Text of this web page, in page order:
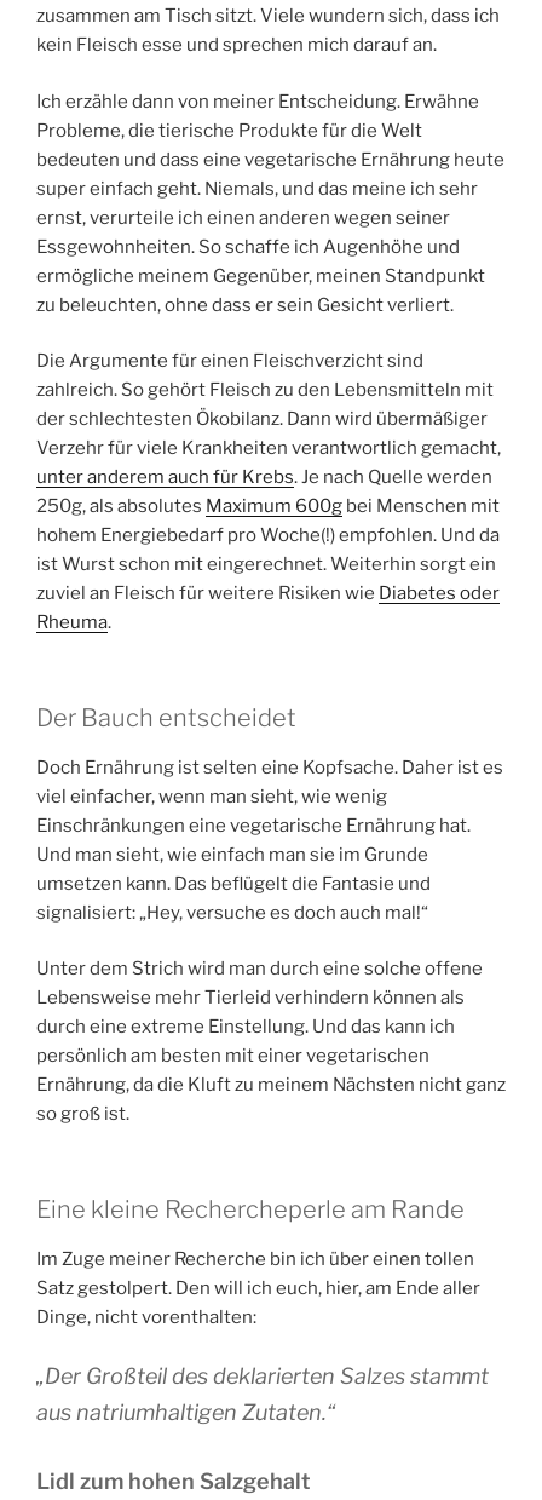
zusammen am Tisch sitzt. Viele wundern sich, dass ich
kein Fleisch esse und sprechen mich darauf an.
Ich erzähle dann von meiner Entscheidung. Erwähne
Probleme, die tierische Produkte für die Welt
bedeuten und dass eine vegetarische Ernährung heute
super einfach geht. Niemals, und das meine ich sehr
ernst, verurteile ich einen anderen wegen seiner
Essgewohnheiten. So schaffe ich Augenhöhe und
ermögliche meinem Gegenüber, meinen Standpunkt
zu beleuchten, ohne dass er sein Gesicht verliert.
Die Argumente für einen Fleischverzicht sind
zahlreich. So gehört Fleisch zu den Lebensmitteln mit
der schlechtesten Ökobilanz. Dann wird übermäßiger
Verzehr für viele Krankheiten verantwortlich gemacht,
unter anderem auch für Krebs. Je nach Quelle werden
250g, als absolutes Maximum 600g bei Menschen mit
hohem Energiebedarf pro Woche(!) empfohlen. Und da
ist Wurst schon mit eingerechnet. Weiterhin sorgt ein
zuviel an Fleisch für weitere Risiken wie Diabetes oder
Rheuma.
Der Bauch entscheidet
Doch Ernährung ist selten eine Kopfsache. Daher ist es
viel einfacher, wenn man sieht, wie wenig
Einschränkungen eine vegetarische Ernährung hat.
Und man sieht, wie einfach man sie im Grunde
umsetzen kann. Das beflügelt die Fantasie und
signalisiert: „Hey, versuche es doch auch mal!“
Unter dem Strich wird man durch eine solche offene
Lebensweise mehr Tierleid verhindern können als
durch eine extreme Einstellung. Und das kann ich
persönlich am besten mit einer vegetarischen
Ernährung, da die Kluft zu meinem Nächsten nicht ganz
so groß ist.
Eine kleine Rechercheperle am Rande
Im Zuge meiner Recherche bin ich über einen tollen
Satz gestolpert. Den will ich euch, hier, am Ende aller
Dinge, nicht vorenthalten:
„Der Großteil des deklarierten Salzes stammt
aus natriumhaltigen Zutaten.“
Lidl zum hohen Salzgehalt